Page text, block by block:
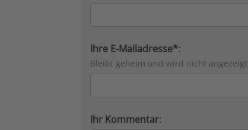
Ihre E-Mailadresse*:
Bleibt geheim und wird nicht angezeigt
Ihr Kommentar: